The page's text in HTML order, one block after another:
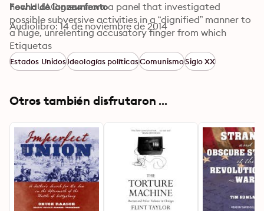
how HUAC grew from a panel that investigated
possible subversive activities in a “dignified” manner to
a huge, unrelenting accusatory finger from which
almost no one was safe. Thirty Years of Treason serves
as a warning for the future and creates living history
from the documentary record.
Fecha de lanzamiento
Audiolibro: 14 de noviembre de 2014
Etiquetas
Estados UnidosIdeologías políticasComunismoSiglo XX
Otros también disfrutaron ...